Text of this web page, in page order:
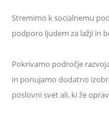
Stremimo k socialnemu
podporo ljudem za lažji in
Pokrivamo področje
in ponujamo dodatno
poslovni svet ali, ki že